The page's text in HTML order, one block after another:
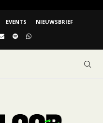
EVENTS NIEUWSBRIEF